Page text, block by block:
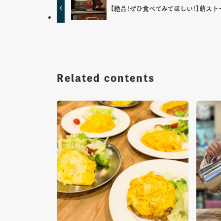
【絶品！ぜひ食べてみてほしい！】薪
Related contents